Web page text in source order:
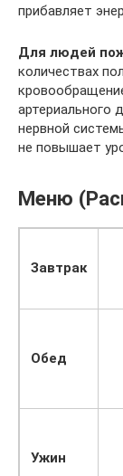
прибавляет
Для людей
количествах
артериального
нервной
не повышает
Меню
Завтрак
Обед
Ужин